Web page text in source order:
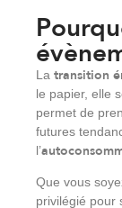
La transition
le papier, elle
permet de
futures
l’
Que vous
privilégié pour